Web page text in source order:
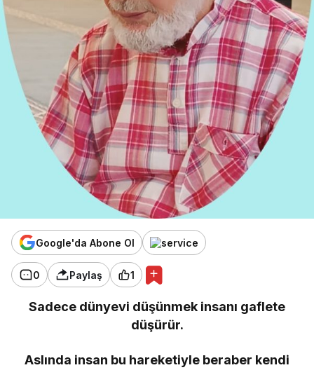
Google'da Abone Ol
0 Paylaş 1
Sadece dünyevi düşünmek insanı gaflete
düşürür.
Aslında insan bu hareketiyle beraber kendi